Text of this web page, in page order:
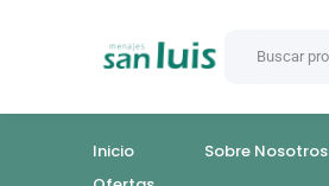
Inicio Sobre Nosotros